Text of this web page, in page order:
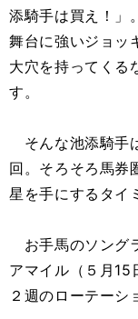
添騎手は買え！」
舞台に強いジョッ
大穴を持ってくる
す。
そんな池添騎手
回。そろそろ馬券
星を手にするタイ
お手馬のソング
アマイル（５月
２週のローテーシ